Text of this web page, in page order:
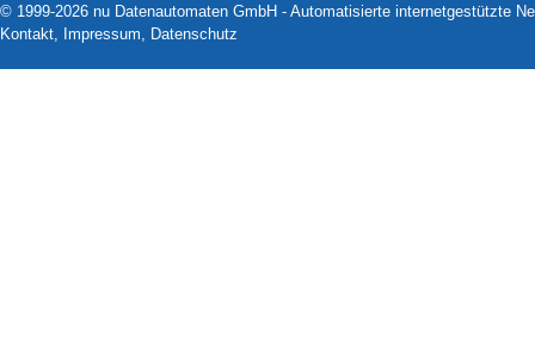
© 1999-2026 nu Datenautomaten GmbH - Automatisierte internetgestützte
Kontakt, Impressum, Datenschutz